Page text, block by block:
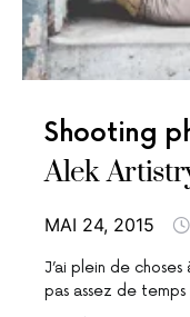
Shooting
Alek
MAI 24, 2015
J’ai plein de
pas assez de